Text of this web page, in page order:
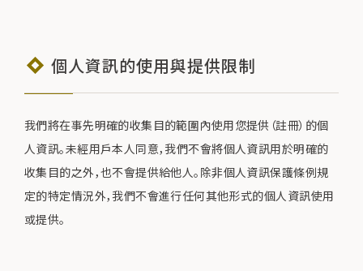
個人資訊的使用與提供限制
我們將在事先明確的收集目的範圍內使用您提供（註冊）的個
人資訊。未經用戶本人同意，我們不會將個人資訊用於明確的
收集目的之外，也不會提供給他人。除非個人資訊保護條例規
定的特定情況外，我們不會進行任何其他形式的個人資訊使用
或提供。